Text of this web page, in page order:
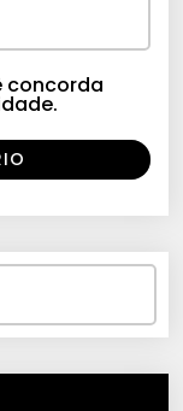
concorda